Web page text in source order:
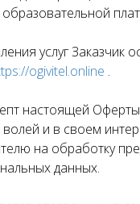
услуг Заказчик
ogivitel.online .
настоящей
и в своем
на обработку
данных.